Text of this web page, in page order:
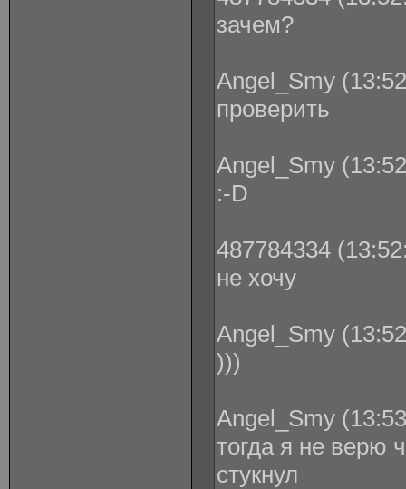
зачем?
Angel_Smy
проверить
Angel_Smy
:-D
487784334
не хочу
Angel_Smy
)))
Angel_Smy
тогда я не верю
стукнул